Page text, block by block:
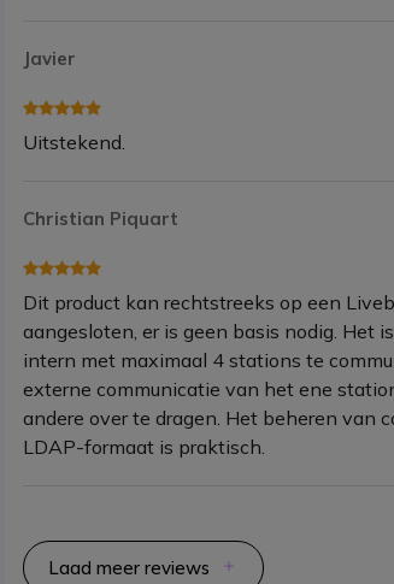
Javier
Uitstekend.
Christian Piquart
Dit product kan rechtstreeks op een
aangesloten, er is geen basis nodig. Het
intern met maximaal 4 stations te
externe communicatie van het ene
andere over te dragen. Het beheren van
LDAP-formaat is praktisch.
Laad meer reviews